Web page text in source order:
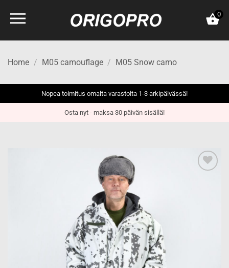
0
Home / M05 camouflage / M05 Snow camo
Nopea toimitus omalta varastolta 1-3 arkipäivässä!
Osta nyt - maksa 30 päivän sisällä!